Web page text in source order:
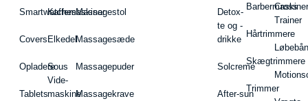
Smartwatches
Covers
Opladere
Tablets
Kaffemaskiner
Elkedel
Sous
Vide-
maskine
Massagestol
Massagesæde
Massagepuder
Massagekrave
Detox-
te og -
drikke
Solcreme
After-sun
Hårtrimmere
Skægtrimmere
Trimmer
Cross
Trainer